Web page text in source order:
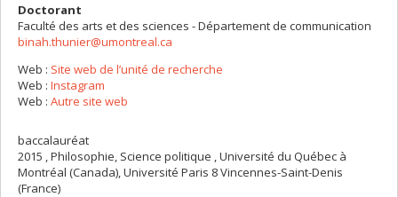
Doctorant
Faculté des arts et des sciences - Département de communication
binah.thunier@umontreal.ca
Web : Site web de l’unité de recherche
Web : Instagram
Web : Autre site web
baccalauréat
2015 , Philosophie, Science politique , Université du Québec à
Montréal (Canada), Université Paris 8 Vincennes-Saint-Denis
(France)